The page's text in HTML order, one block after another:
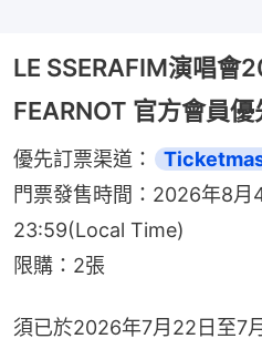
LE SSERAFIM演唱會
FEARNOT 官方會員優
優先訂票渠道：
門票發售時間：2026年8
23:59(Local Time)
限購：2張
須已於2026年7月22日至7